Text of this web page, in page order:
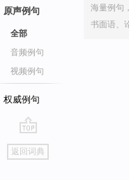
原声例句
全部
音频例句
视频例句
权威例句
go
top
返回词典
海量例句
书面语、